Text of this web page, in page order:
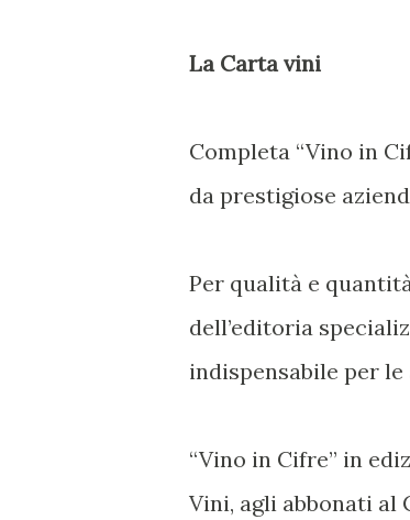
La Carta vini
Completa “Vino in
da prestigiose
Per qualità e
dell’editoria
indispensabile per
“Vino in Cifre” in
Vini, agli abbonati al